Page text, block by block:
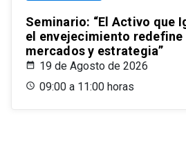
Seminario: “El Activo que
el envejecimiento
mercados y estrategia”
19 de Agosto de 2026
09:00 a 11:00 horas